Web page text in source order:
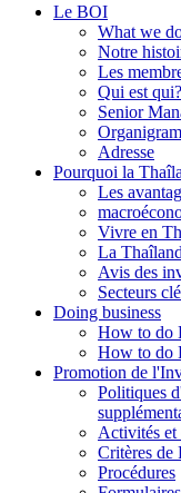
Le BOI
What we
Notre
Les
Qui est qui?
Senior
Adresse
Pourquoi la
Les
Vivre en
La
Avis des
Secteurs
Doing business
How to do
How to do
Promotion de
Politiques
Activités
Critères de
Procédures